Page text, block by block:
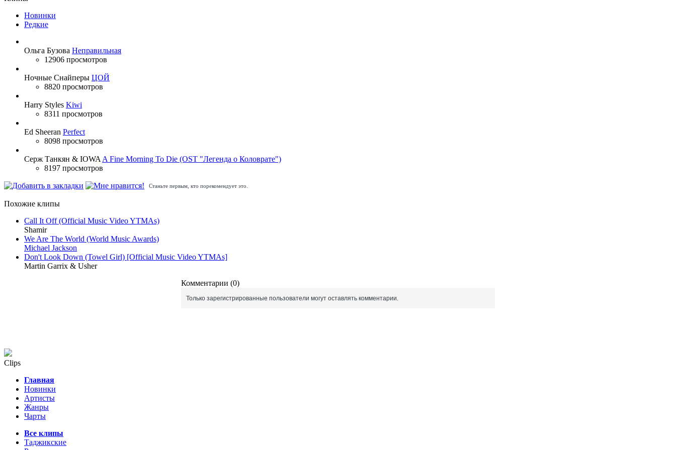
Новинки
Редкие
Ольга Бузова Неправильная
12906 просмотров
Ночные Снайперы ЦОЙ
8820 просмотров
Harry Styles Kiwi
8311 просмотров
Ed Sheeran Perfect
8098 просмотров
Серж Танкян & IOWA A Fine Morning To Die (OST "Легенда о Коловрате")
8197 просмотров
Станьте первым, кто порекомендует это.
Похожие клипы
Call It Off (Official Music Video YTMAs)
Shamir
We Are The World (World Music Awards)
Michael Jackson
Don't Look Down (Towel Girl) [Official Music Video YTMAs]
Martin Garrix & Usher
Комментарии (0)
Только зарегистрированные пользователи могут оставлять комментарии.
Clips
Главная
Новинки
Артисты
Жанры
Чарты
Все клипы
Таджикские